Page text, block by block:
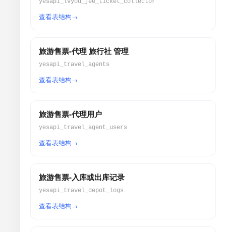
yesapi_lvyou_jee_ticket_collector
查看表结构
旅游售票-代理 旅行社 管理
yesapi_travel_agents
查看表结构
旅游售票-代理用户
yesapi_travel_agent_users
查看表结构
旅游售票-入库或出库记录
yesapi_travel_depot_logs
查看表结构